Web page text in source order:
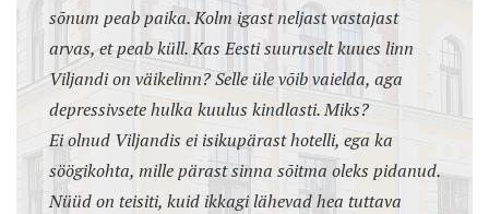
sõnum peab paika. Kolm igast neljast vastajast
arvas, et peab küll. Kas Eesti suuruselt kuues linn
Viljandi on väikelinn? Selle üle võib vaielda, aga
depressivsete hulka kuulus kindlasti. Miks?
Ei olnud Viljandis ei isikupärast hotelli, ega ka
söögikohta, mille pärast sinna sõitma oleks pidanud.
Nüüd on teisiti, kuid ikkagi lähevad hea tuttava